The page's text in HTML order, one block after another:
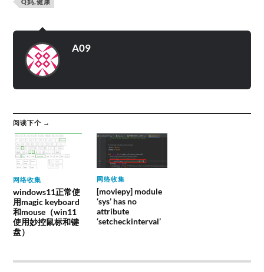
A09
阅读下个 →
网络收集
windows11正常使
用magic keyboard
和mouse（win11
使用妙控鼠标和键
盘）
网络收集
[moviepy] module
‘sys’ has no
attribute
‘setcheckinterval’